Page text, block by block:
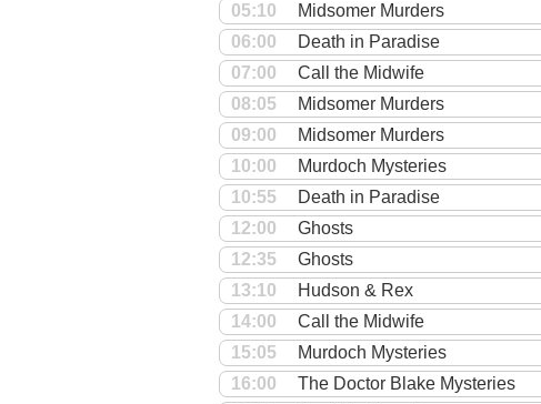
05:10
Midsomer Murders
06:00
Death in Paradise
07:00
Call the Midwife
08:05
Midsomer Murders
09:00
Midsomer Murders
10:00
Murdoch Mysteries
10:55
Death in Paradise
12:00
Ghosts
12:35
Ghosts
13:10
Hudson & Rex
14:00
Call the Midwife
15:05
Murdoch Mysteries
16:00
The Doctor Blake Mysteries